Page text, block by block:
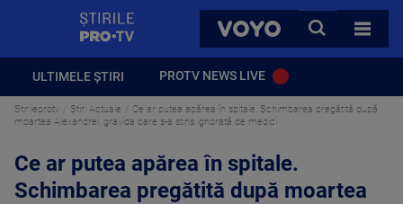
VOYO
CAUTA
TOATE
ULTIMELE ȘTIRI PROTV NEWS LIVE
Stirileprotv Știri Actuale
Ce ar putea apărea în spitale. Schimbarea pregătită după
moartea Alexandrei, gravida care s-a stins ignorată de medici
Ce ar putea apărea în spitale.
Schimbarea pregătită după moartea